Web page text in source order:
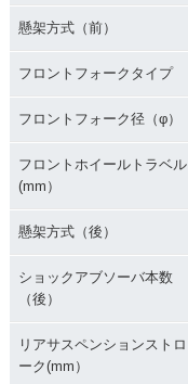
懸架方式（前）
フロントフォークタイプ
フロントフォーク径（φ）
フロントホイールトラベル
(mm）
懸架方式（後）
ショックアブソーバ本数
（後）
リアサスペンションストロ
ーク(mm）